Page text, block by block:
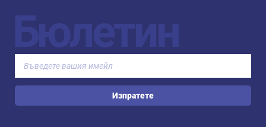
Бюлетин
Изпратете